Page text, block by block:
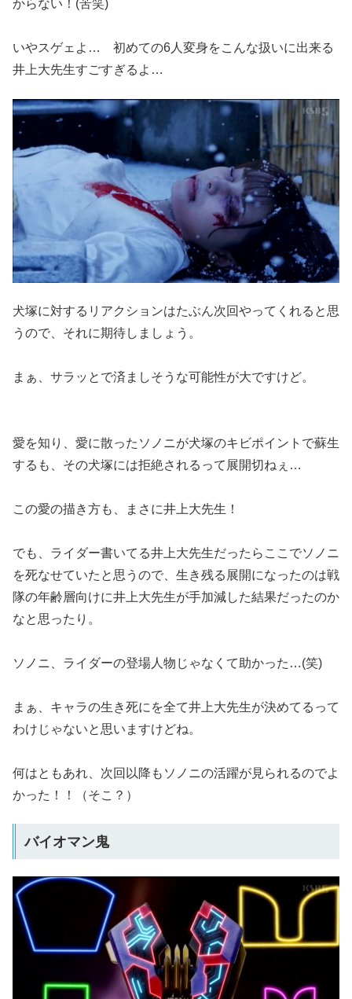
からない！(苦笑)
いやスゲェよ… 初めての6人変身をこんな扱いに出来る
井上大先生すごすぎるよ…
犬塚に対するリアクションはたぶん次回やってくれると思
うので、それに期待しましょう。
まぁ、サラッとで済ましそうな可能性が大ですけど。
愛を知り、愛に散ったソノニが犬塚のキビポイントで蘇生
するも、その犬塚には拒絶されるって展開切ねぇ…
この愛の描き方も、まさに井上大先生！
でも、ライダー書いてる井上大先生だったらここでソノニ
を死なせていたと思うので、生き残る展開になったのは戦
隊の年齢層向けに井上大先生が手加減した結果だったのか
なと思ったり。
ソノニ、ライダーの登場人物じゃなくて助かった…(笑)
まぁ、キャラの生き死にを全て井上大先生が決めてるって
わけじゃないと思いますけどね。
何はともあれ、次回以降もソノニの活躍が見られるのでよ
かった！！（そこ？）
バイオマン鬼